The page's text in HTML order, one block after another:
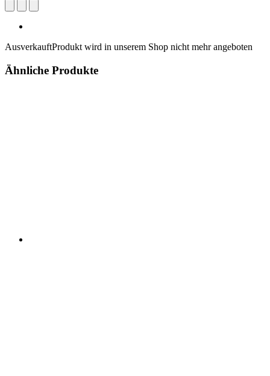
AusverkauftProdukt wird in unserem Shop nicht mehr angeboten
Ähnliche Produkte